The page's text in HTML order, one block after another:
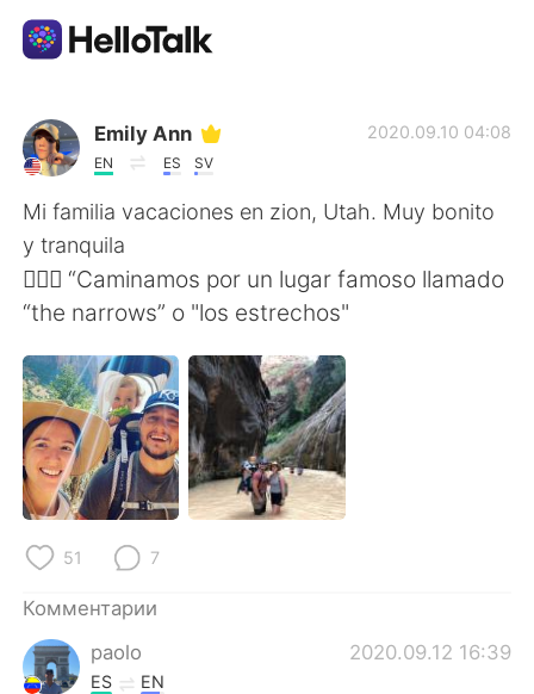
Приложение для Языкового Обмена
AI Grammar Checker
Русский
English 简体中文
繁體中文 Español
العربية Français
Deutsch
한국어
Indonesia
Emily Ann
EN ES SV
2020.09.10 04:08
Mi familia vacaciones en zion, Utah. Muy bonito
y tranquila
💆🏻‍♀️ “Caminamos por un lugar famoso llamado
“the narrows” o "los estrechos"
51 7
Комментарии
paolo
2020.09.12 16:39
ES EN